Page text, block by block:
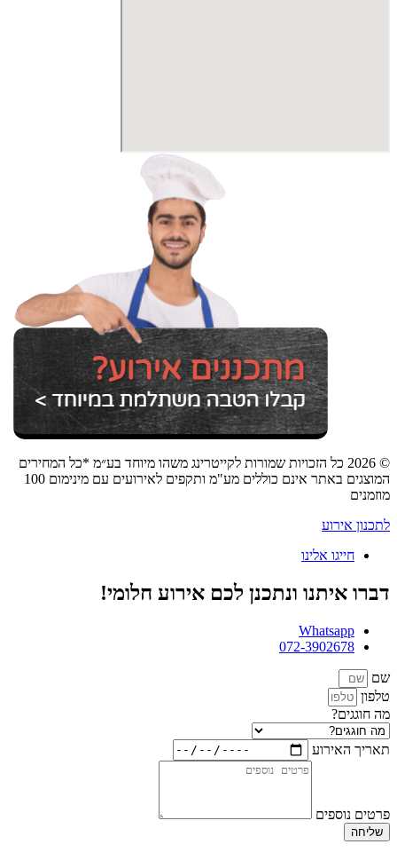
© 2026 כל הזכויות שמורות לקייטרינג משהו מיוחד בע״מ *כל המחירים
המוצגים באתר אינם כוללים מע"מ ותקפים לאירועים עם מינימום 100
מוזמנים
לתכנון אירוע
חייגו אלינו
דברו איתנו ונתכנן לכם אירוע חלומי!
Whatsapp
072-3902678
שם
טלפון
מה חוגגים?
תאריך האירוע
פרטים נוספים
שליחה